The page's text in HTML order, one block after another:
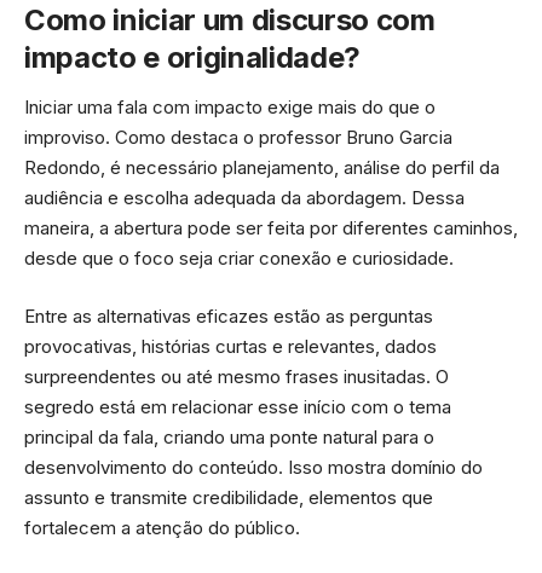
Como iniciar um discurso com
impacto e originalidade?
Iniciar uma fala com impacto exige mais do que o
improviso. Como destaca o professor Bruno Garcia
Redondo, é necessário planejamento, análise do perfil da
audiência e escolha adequada da abordagem. Dessa
maneira, a abertura pode ser feita por diferentes caminhos,
desde que o foco seja criar conexão e curiosidade.
Entre as alternativas eficazes estão as perguntas
provocativas, histórias curtas e relevantes, dados
surpreendentes ou até mesmo frases inusitadas. O
segredo está em relacionar esse início com o tema
principal da fala, criando uma ponte natural para o
desenvolvimento do conteúdo. Isso mostra domínio do
assunto e transmite credibilidade, elementos que
fortalecem a atenção do público.